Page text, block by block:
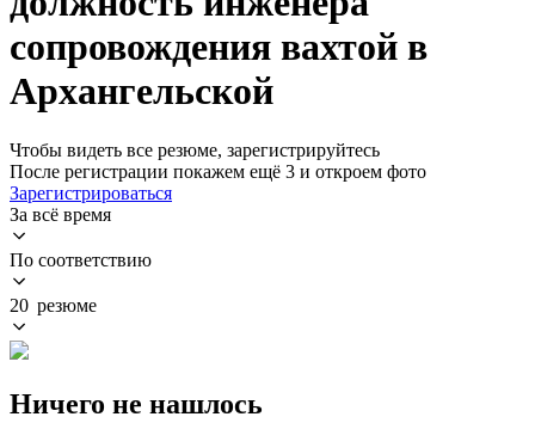
сопровождения вахтой в
Архангельской
Чтобы видеть все резюме, зарегистрируйтесь
После регистрации покажем ещё 3 и откроем фото
Зарегистрироваться
За всё время
По соответствию
20 резюме
Ничего не нашлось